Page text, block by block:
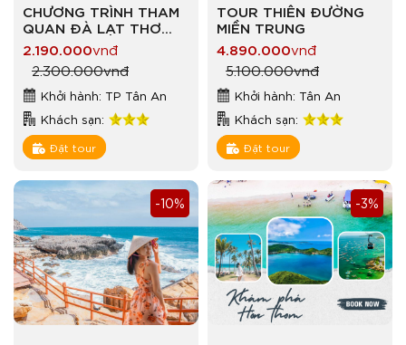
CHƯƠNG TRÌNH THAM
QUAN ĐÀ LẠT THƠ
MỘNG
2.190.000vnđ
2.300.000vnđ
Khởi hành: TP Tân An
Khách sạn:
Đặt tour
TOUR THIÊN ĐƯỜNG
MIỀN TRUNG
4.890.000vnđ
5.100.000vnđ
Khởi hành: Tân An
Khách sạn:
Đặt tour
-10% -3%